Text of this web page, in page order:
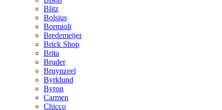
Blitz
Bolsius
Bormioli
Bredemeijer
Brick Shop
Brita
Bruder
Bruynzeel
Byrklund
Byron
Carmen
Chicco